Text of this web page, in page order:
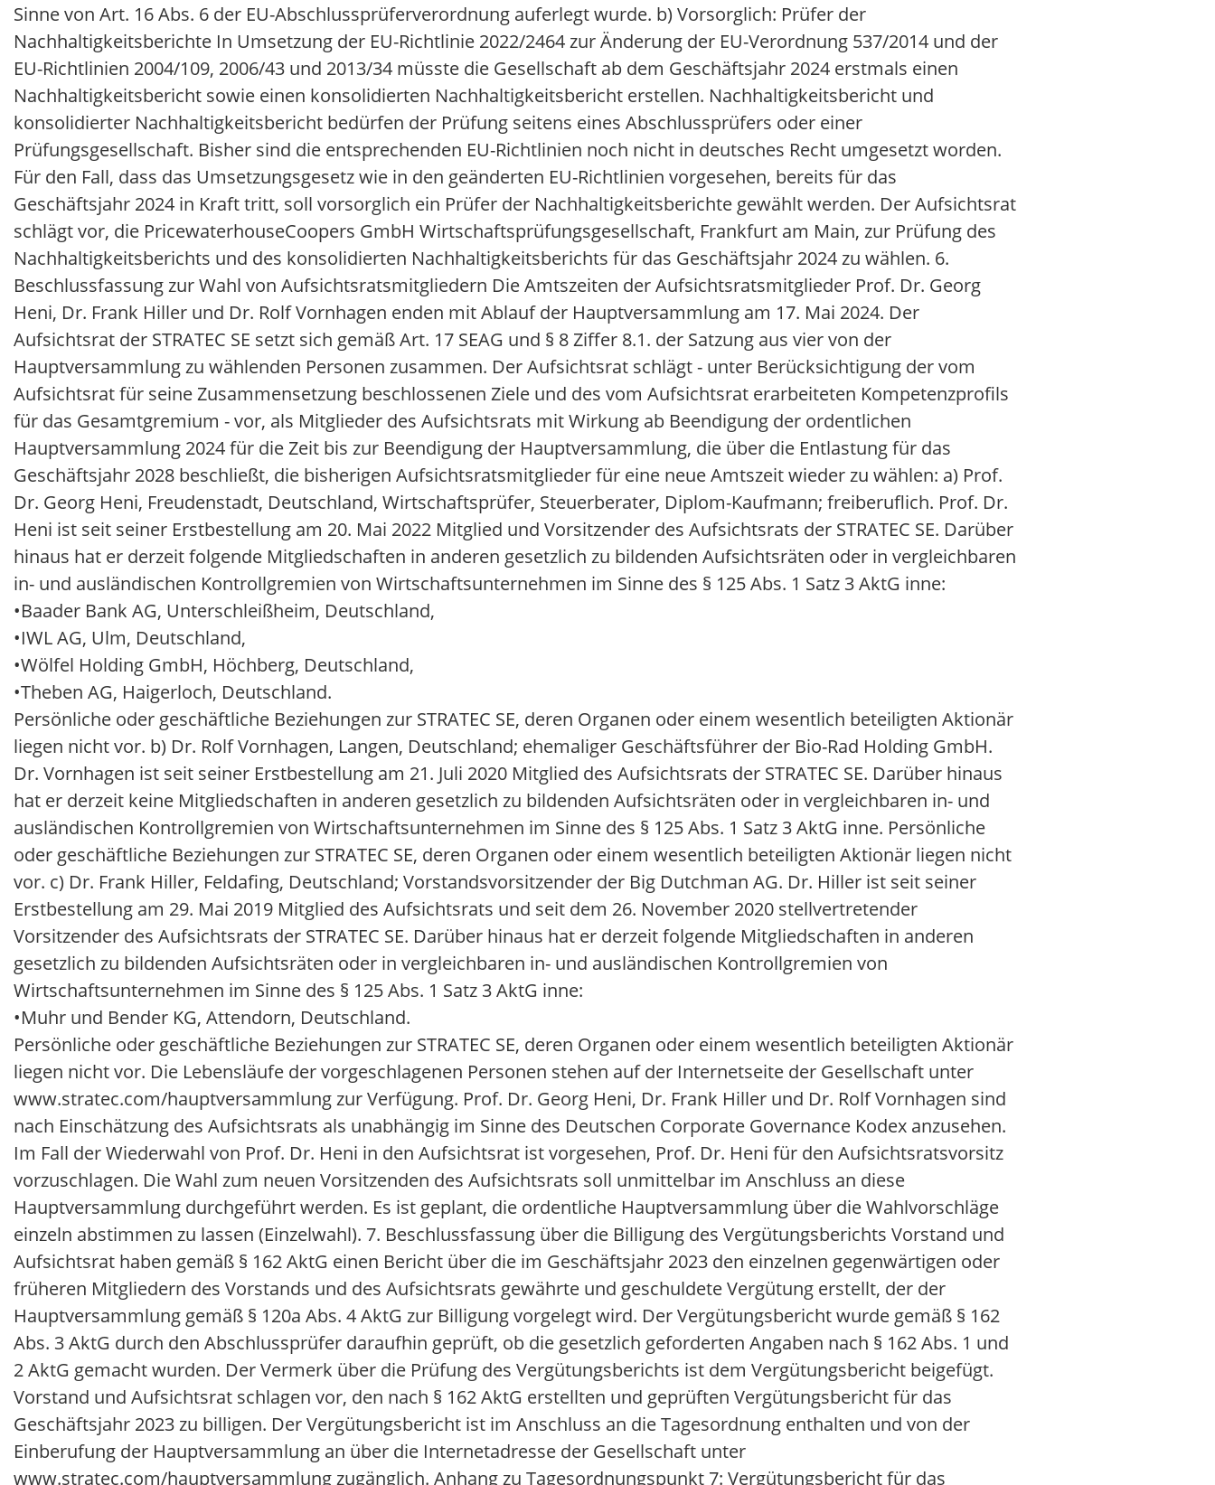
Sinne von Art. 16 Abs. 6 der EU-Abschlussprüferverordnung auferlegt wurde. b) Vorsorglich: Prüfer der
Nachhaltigkeitsberichte In Umsetzung der EU-Richtlinie 2022/2464 zur Änderung der EU-Verordnung 537/2014 und der
EU-Richtlinien 2004/109, 2006/43 und 2013/34 müsste die Gesellschaft ab dem Geschäftsjahr 2024 erstmals einen
Nachhaltigkeitsbericht sowie einen konsolidierten Nachhaltigkeitsbericht erstellen. Nachhaltigkeitsbericht und
konsolidierter Nachhaltigkeitsbericht bedürfen der Prüfung seitens eines Abschlussprüfers oder einer
Prüfungsgesellschaft. Bisher sind die entsprechenden EU-Richtlinien noch nicht in deutsches Recht umgesetzt worden.
Für den Fall, dass das Umsetzungsgesetz wie in den geänderten EU-Richtlinien vorgesehen, bereits für das
Geschäftsjahr 2024 in Kraft tritt, soll vorsorglich ein Prüfer der Nachhaltigkeitsberichte gewählt werden. Der Aufsichtsrat
schlägt vor, die PricewaterhouseCoopers GmbH Wirtschaftsprüfungsgesellschaft, Frankfurt am Main, zur Prüfung des
Nachhaltigkeitsberichts und des konsolidierten Nachhaltigkeitsberichts für das Geschäftsjahr 2024 zu wählen. 6.
Beschlussfassung zur Wahl von Aufsichtsratsmitgliedern Die Amtszeiten der Aufsichtsratsmitglieder Prof. Dr. Georg
Heni, Dr. Frank Hiller und Dr. Rolf Vornhagen enden mit Ablauf der Hauptversammlung am 17. Mai 2024. Der
Aufsichtsrat der STRATEC SE setzt sich gemäß Art. 17 SEAG und § 8 Ziffer 8.1. der Satzung aus vier von der
Hauptversammlung zu wählenden Personen zusammen. Der Aufsichtsrat schlägt - unter Berücksichtigung der vom
Aufsichtsrat für seine Zusammensetzung beschlossenen Ziele und des vom Aufsichtsrat erarbeiteten Kompetenzprofils
für das Gesamtgremium - vor, als Mitglieder des Aufsichtsrats mit Wirkung ab Beendigung der ordentlichen
Hauptversammlung 2024 für die Zeit bis zur Beendigung der Hauptversammlung, die über die Entlastung für das
Geschäftsjahr 2028 beschließt, die bisherigen Aufsichtsratsmitglieder für eine neue Amtszeit wieder zu wählen: a) Prof.
Dr. Georg Heni, Freudenstadt, Deutschland, Wirtschaftsprüfer, Steuerberater, Diplom-Kaufmann; freiberuflich. Prof. Dr.
Heni ist seit seiner Erstbestellung am 20. Mai 2022 Mitglied und Vorsitzender des Aufsichtsrats der STRATEC SE. Darüber
hinaus hat er derzeit folgende Mitgliedschaften in anderen gesetzlich zu bildenden Aufsichtsräten oder in vergleichbaren
in- und ausländischen Kontrollgremien von Wirtschaftsunternehmen im Sinne des § 125 Abs. 1 Satz 3 AktG inne:
•Baader Bank AG, Unterschleißheim, Deutschland,
•IWL AG, Ulm, Deutschland,
•Wölfel Holding GmbH, Höchberg, Deutschland,
•Theben AG, Haigerloch, Deutschland.
Persönliche oder geschäftliche Beziehungen zur STRATEC SE, deren Organen oder einem wesentlich beteiligten Aktionär
liegen nicht vor. b) Dr. Rolf Vornhagen, Langen, Deutschland; ehemaliger Geschäftsführer der Bio-Rad Holding GmbH.
Dr. Vornhagen ist seit seiner Erstbestellung am 21. Juli 2020 Mitglied des Aufsichtsrats der STRATEC SE. Darüber hinaus
hat er derzeit keine Mitgliedschaften in anderen gesetzlich zu bildenden Aufsichtsräten oder in vergleichbaren in- und
ausländischen Kontrollgremien von Wirtschaftsunternehmen im Sinne des § 125 Abs. 1 Satz 3 AktG inne. Persönliche
oder geschäftliche Beziehungen zur STRATEC SE, deren Organen oder einem wesentlich beteiligten Aktionär liegen nicht
vor. c) Dr. Frank Hiller, Feldafing, Deutschland; Vorstandsvorsitzender der Big Dutchman AG. Dr. Hiller ist seit seiner
Erstbestellung am 29. Mai 2019 Mitglied des Aufsichtsrats und seit dem 26. November 2020 stellvertretender
Vorsitzender des Aufsichtsrats der STRATEC SE. Darüber hinaus hat er derzeit folgende Mitgliedschaften in anderen
gesetzlich zu bildenden Aufsichtsräten oder in vergleichbaren in- und ausländischen Kontrollgremien von
Wirtschaftsunternehmen im Sinne des § 125 Abs. 1 Satz 3 AktG inne:
•Muhr und Bender KG, Attendorn, Deutschland.
Persönliche oder geschäftliche Beziehungen zur STRATEC SE, deren Organen oder einem wesentlich beteiligten Aktionär
liegen nicht vor. Die Lebensläufe der vorgeschlagenen Personen stehen auf der Internetseite der Gesellschaft unter
www.stratec.com/hauptversammlung zur Verfügung. Prof. Dr. Georg Heni, Dr. Frank Hiller und Dr. Rolf Vornhagen sind
nach Einschätzung des Aufsichtsrats als unabhängig im Sinne des Deutschen Corporate Governance Kodex anzusehen.
Im Fall der Wiederwahl von Prof. Dr. Heni in den Aufsichtsrat ist vorgesehen, Prof. Dr. Heni für den Aufsichtsratsvorsitz
vorzuschlagen. Die Wahl zum neuen Vorsitzenden des Aufsichtsrats soll unmittelbar im Anschluss an diese
Hauptversammlung durchgeführt werden. Es ist geplant, die ordentliche Hauptversammlung über die Wahlvorschläge
einzeln abstimmen zu lassen (Einzelwahl). 7. Beschlussfassung über die Billigung des Vergütungsberichts Vorstand und
Aufsichtsrat haben gemäß § 162 AktG einen Bericht über die im Geschäftsjahr 2023 den einzelnen gegenwärtigen oder
früheren Mitgliedern des Vorstands und des Aufsichtsrats gewährte und geschuldete Vergütung erstellt, der der
Hauptversammlung gemäß § 120a Abs. 4 AktG zur Billigung vorgelegt wird. Der Vergütungsbericht wurde gemäß § 162
Abs. 3 AktG durch den Abschlussprüfer daraufhin geprüft, ob die gesetzlich geforderten Angaben nach § 162 Abs. 1 und
2 AktG gemacht wurden. Der Vermerk über die Prüfung des Vergütungsberichts ist dem Vergütungsbericht beigefügt.
Vorstand und Aufsichtsrat schlagen vor, den nach § 162 AktG erstellten und geprüften Vergütungsbericht für das
Geschäftsjahr 2023 zu billigen. Der Vergütungsbericht ist im Anschluss an die Tagesordnung enthalten und von der
Einberufung der Hauptversammlung an über die Internetadresse der Gesellschaft unter
www.stratec.com/hauptversammlung zugänglich. Anhang zu Tagesordnungspunkt 7: Vergütungsbericht für das